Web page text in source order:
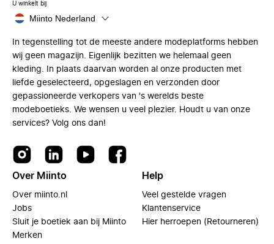
U winkelt bij
Miinto Nederland
In tegenstelling tot de meeste andere modeplatforms hebben
wij geen magazijn. Eigenlijk bezitten we helemaal geen
kleding. In plaats daarvan worden al onze producten met
liefde geselecteerd, opgeslagen en verzonden door
gepassioneerde verkopers van 's werelds beste
modeboetieks. We wensen u veel plezier. Houdt u van onze
services? Volg ons dan!
Over Miinto
Over miinto.nl
Jobs
Sluit je boetiek aan bij Miinto
Merken
Help
Veel gestelde vragen
Klantenservice
Hier herroepen (Retourneren)